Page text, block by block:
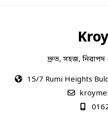
দ্রুত, সহজ, নিরাপদ
15/7 Rumi Heights